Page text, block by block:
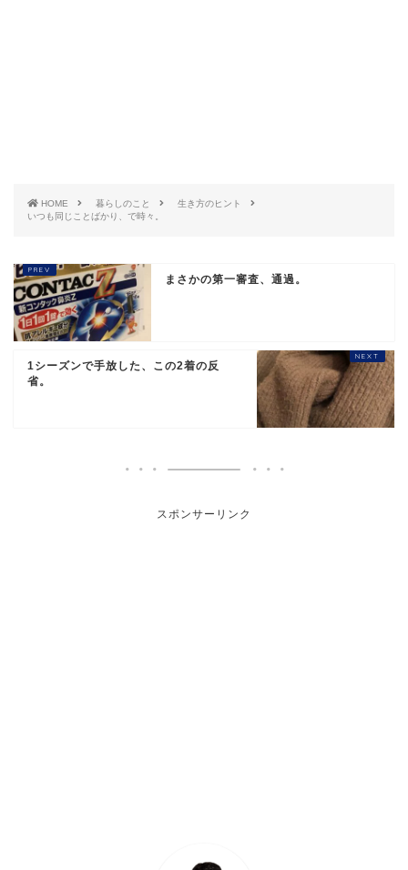
HOME 暮らしのこと
生き方のヒント
いつも同じことばかり、で時々。
まさかの第一審査、通過。
1シーズンで手放した、この2着の反
省。
スポンサーリンク